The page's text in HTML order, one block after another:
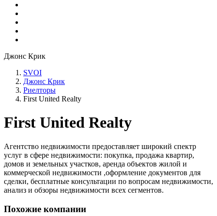
Джонс Крик
SVOI
Джонс Крик
Риелторы
First United Realty
First United Realty
Агентство недвижимости предоставляет широкий спектр
услуг в сфере недвижимости: покупка, продажа квартир,
домов и земельных участков, аренда объектов жилой и
коммерческой недвижимости ,оформление документов для
сделки, бесплатные консультации по вопросам недвижимости,
анализ и обзоры недвижимости всех сегментов.
Похожие компании